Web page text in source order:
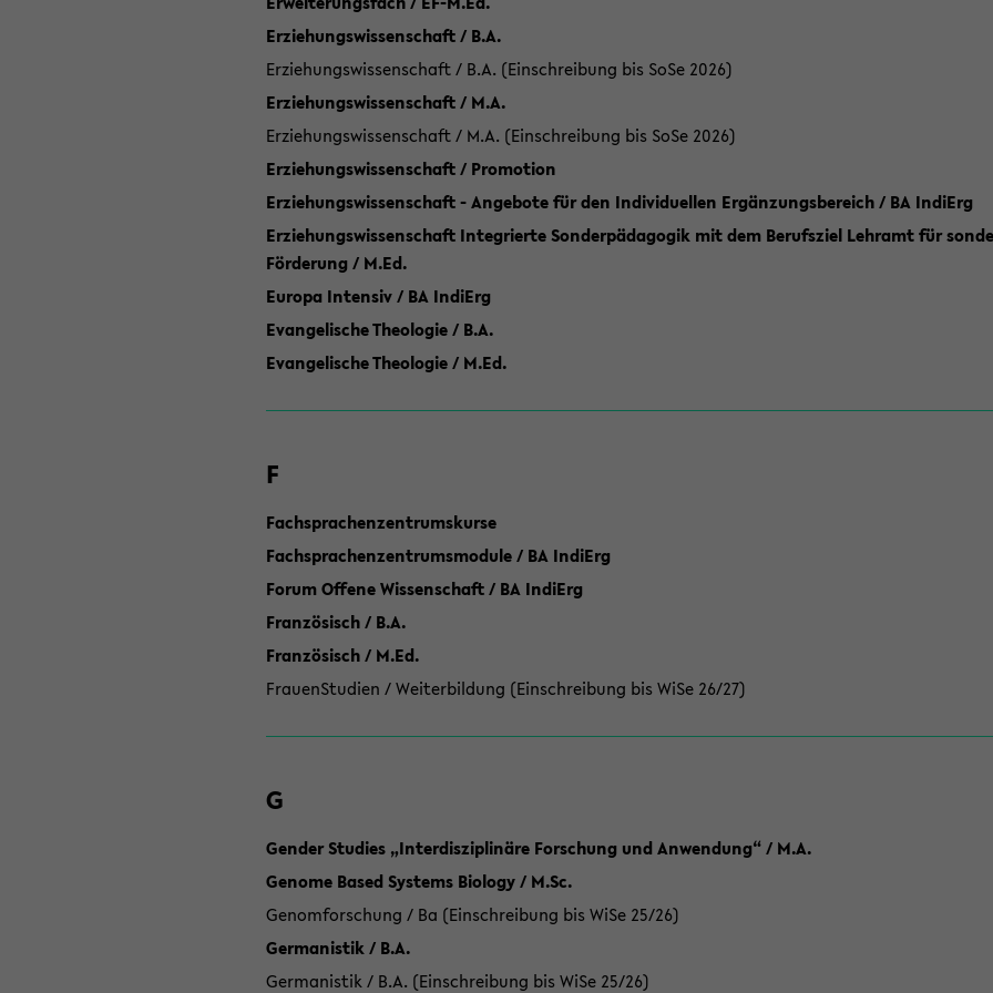
Erziehungswissenschaft / B.A.
Erziehungswissenschaft / B.A. (Einschreibung bis SoSe 2026)
Erziehungswissenschaft / M.A.
Erziehungswissenschaft / M.A. (Einschreibung bis SoSe 2026)
Erziehungswissenschaft / Promotion
Erziehungswissenschaft - Angebote für den Individuellen Ergänzungsbereich / BA IndiErg
Erziehungswissenschaft Integrierte Sonderpädagogik mit dem Berufsziel Lehramt für
Förderung / M.Ed.
Europa Intensiv / BA IndiErg
Evangelische Theologie / B.A.
Evangelische Theologie / M.Ed.
F
Fachsprachenzentrumskurse
Fachsprachenzentrumsmodule / BA IndiErg
Forum Offene Wissenschaft / BA IndiErg
Französisch / B.A.
Französisch / M.Ed.
FrauenStudien / Weiterbildung (Einschreibung bis WiSe 26/27)
G
Gender Studies „Interdisziplinäre Forschung und Anwendung“ / M.A.
Genome Based Systems Biology / M.Sc.
Genomforschung / Ba (Einschreibung bis WiSe 25/26)
Germanistik / B.A.
Germanistik / B.A. (Einschreibung bis WiSe 25/26)